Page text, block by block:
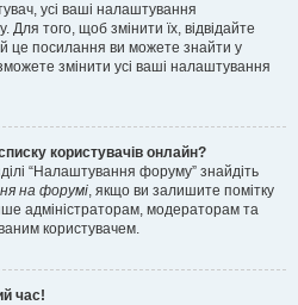
усі ваші налаштування
Для того, щоб змінити їх, відвідайте
це посилання ви можете знайти у
змінити усі ваші налаштування
користувачів онлайн?
“Налаштування форуму” знайдіть
на форумі, якщо ви залишите помітку
адміністраторам, модераторам та
користувачем.
час!